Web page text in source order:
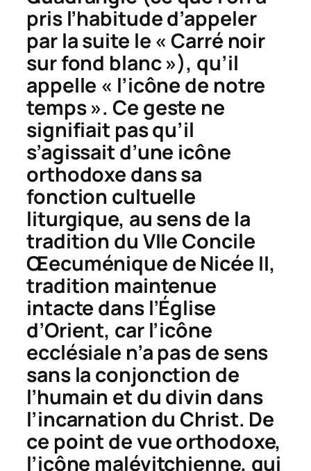
pris l’habitude d’appeler
par la suite le « Carré noir
sur fond blanc »), qu’il
appelle « l’icône de notre
temps ». Ce geste ne
signifiait pas qu’il
s’agissait d’une icône
orthodoxe dans sa
fonction cultuelle
liturgique, au sens de la
tradition du VIIe Concile
Œecuménique de Nicée II,
tradition maintenue
intacte dans l’Église
d’Orient, car l’icône
ecclésiale n’a pas de sens
sans la conjonction de
l’humain et du divin dans
l’incarnation du Christ. De
ce point de vue orthodoxe,
l’icône malévitchienne, qui